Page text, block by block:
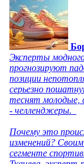
Эксперты
прогнозируют
позиции
серьезно
теснят молодые,
- челленджеры.
Почему это
изменений?
сегменте